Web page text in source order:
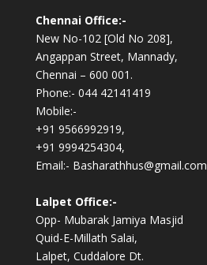
Chennai Office:-
New No-102 [Old No 208],
Angappan Street, Mannady,
Chennai – 600 001.
Phone:- 044 42141419
Mobile:-
+91 9566992919,
+91 9994254304,
Email:- Basharathhus@gmail.com
Lalpet Office:-
Opp- Mubarak Jamiya Masjid
Quid-E-Millath Salai,
Lalpet, Cuddalore Dt.